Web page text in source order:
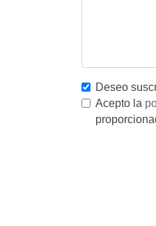
Deseo
Acepto la